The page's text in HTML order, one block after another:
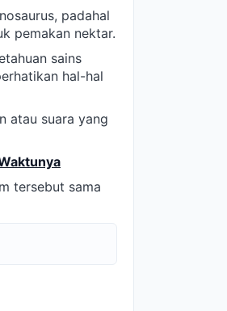
padahal
pemakan nektar.
sains
hal-hal
atau suara yang
tersebut sama